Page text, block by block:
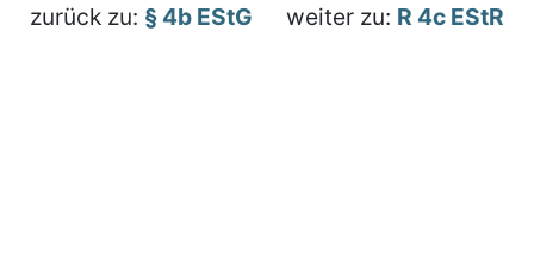
zurück zu: § 4b EStG weiter zu: R 4c EStR